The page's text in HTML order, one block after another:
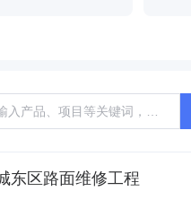
东区路面维修工程